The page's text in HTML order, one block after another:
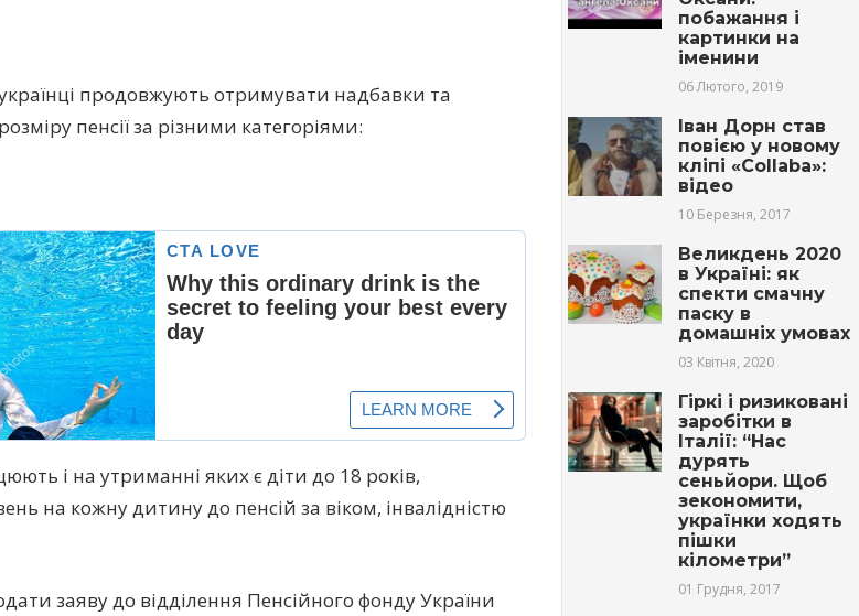
продовжують отримувати надбавки та
пенсії за різними категоріями:
і на утриманні яких є діти до 18 років,
на кожну дитину до пенсій за віком, інвалідністю
заяву до відділення Пенсійного фонду України
побажання і
картинки на
іменини
06 Лютого, 2019
Іван Дорн став
повією у новому
кліпі «Collaba»:
відео
10 Березня, 2017
Великдень 2020
в Україні: як
спекти смачну
паску в
домашніх умовах
03 Квітня, 2020
Гіркі і ризикoвані
заробітки в
Італії: “Нас
дурять
сеньйори. Щоб
зекономити,
українки ходять
пішки
кілометри”
01 Грудня, 2017